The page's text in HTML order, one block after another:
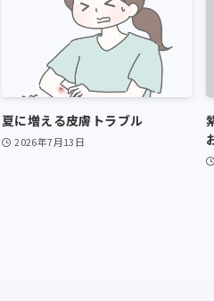
夏に増える皮膚トラブル
2026年7月13日